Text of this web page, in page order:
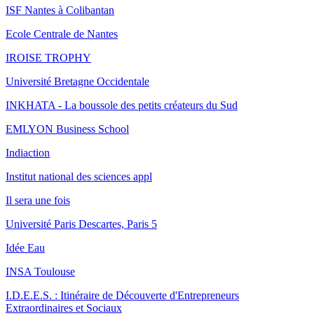
ISF Nantes à Colibantan
Ecole Centrale de Nantes
IROISE TROPHY
Université Bretagne Occidentale
INKHATA - La boussole des petits créateurs du Sud
EMLYON Business School
Indiaction
Institut national des sciences appl
Il sera une fois
Université Paris Descartes, Paris 5
Idée Eau
INSA Toulouse
I.D.E.E.S. : Itinéraire de Découverte d'Entrepreneurs
Extraordinaires et Sociaux